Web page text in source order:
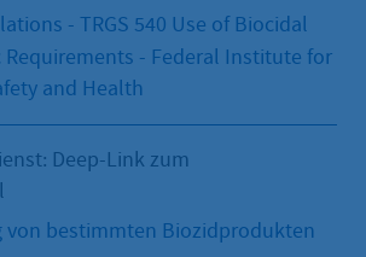
- TRGS 540 Use of Biocidal
Requirements - Federal Institute for
and Health
Deep-Link zum
von bestimmten Biozidprodukten